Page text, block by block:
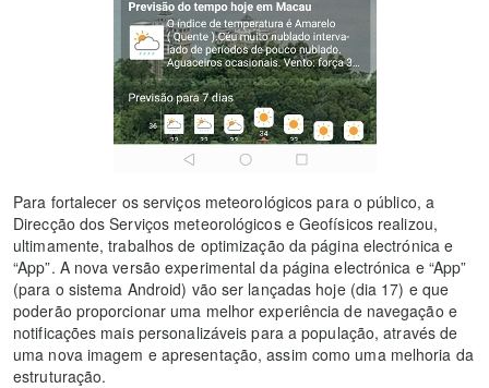
Para fortalecer os serviços meteorológicos para o público, a
Direcção dos Serviços meteorológicos e Geofísicos realizou,
ultimamente, trabalhos de optimização da página electrónica e
“App”. A nova versão experimental da página electrónica e “App”
(para o sistema Android) vão ser lançadas hoje (dia 17) e que
poderão proporcionar uma melhor experiência de navegação e
notificações mais personalizáveis para a população, através de
uma nova imagem e apresentação, assim como uma melhoria da
estruturação.